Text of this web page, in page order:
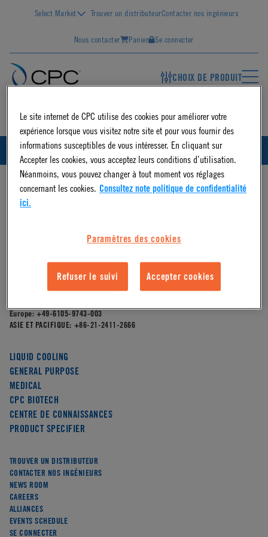
Select Market Trouver un distributeurContacter nos ingénieurs
Nous contacter Panier Se connecter
CHOIX DE PRODUIT
FRANÇAIS ID
Arden Hills, MN 55112
Europe: +49-6105-9743-003
ASIE ET PACIFIQUE: +86-21-2411-2666
LIQUID COOLING
GENERAL PURPOSE
MEDICAL
CPC BIOTECH
CENTRE DE CONNAISSANCES
PRODUCT SPECIFIER
TROUVER UN DISTRIBUTEUR
CONTACTER NOS INGÉNIEURS
NEWS ROOM
CAREERS
ALLIANCES
EVENTS SCHEDULE
SE CONNECTER
Le site internet de CPC utilise des cookies pour améliorer votre
expérience lorsque vous visitez notre site et pour vous fournir des
informations susceptibles de vous intéresser. En cliquant sur
Accepter les cookies, vous acceptez leurs conditions d’utilisation.
Néanmoins, vous pouvez changer à tout moment vos réglages
concernant les cookies. Consultez note politique de confidentialité
ici.
Paramètres des cookies
Refuser le suivi Accepter cookies